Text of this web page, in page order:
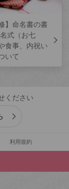
】命名書の書
式（お七
食事、内祝い
いて
ください
利用規約